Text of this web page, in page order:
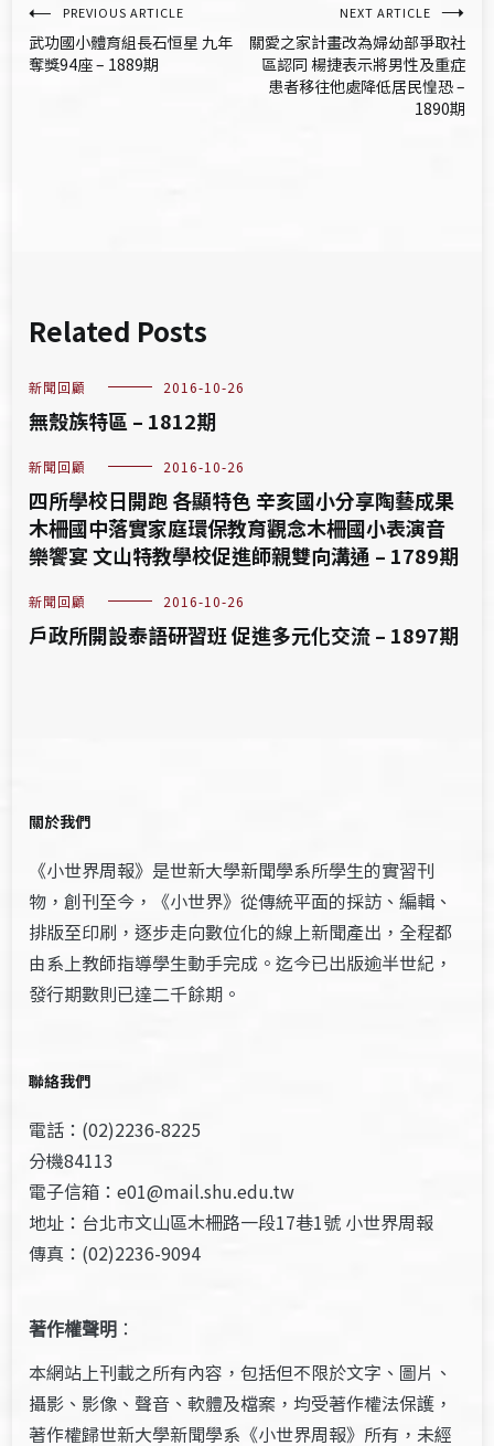
文
章
PREVIOUS ARTICLE
武功國小體育組長石恒星 九年
奪獎94座 – 1889期
NEXT ARTICLE
關愛之家計畫改為婦幼部爭取社
區認同 楊捷表示將男性及重症
患者移往他處降低居民惶恐 –
1890期
Related Posts
新聞回顧 2016-10-26
無殼族特區 – 1812期
新聞回顧 2016-10-26
四所學校日開跑 各顯特色 辛亥國小分享陶藝成果
木柵國中落實家庭環保教育觀念木柵國小表演音
樂饗宴 文山特教學校促進師親雙向溝通 – 1789期
新聞回顧 2016-10-26
戶政所開設泰語研習班 促進多元化交流 – 1897期
關於我們
《小世界周報》是世新大學新聞學系所學生的實習刊
物，創刊至今，《小世界》從傳統平面的採訪、編輯、
排版至印刷，逐步走向數位化的線上新聞產出，全程都
由系上教師指導學生動手完成。迄今已出版逾半世紀，
發行期數則已達二千餘期。
聯絡我們
電話：(02)2236-8225
分機84113
電子信箱：e01@mail.shu.edu.tw
地址：台北市文山區木柵路一段17巷1號 小世界周報
傳真：(02)2236-9094
著作權聲明 ：
本網站上刊載之所有內容，包括但不限於文字、圖片、
攝影、影像、聲音、軟體及檔案，均受著作權法保護，
著作權歸世新大學新聞學系《小世界周報》所有，未經